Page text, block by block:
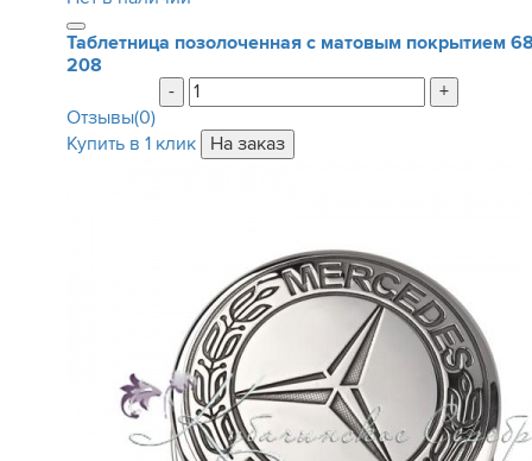
Таблетница позолоченная с матовым покрытием
208
-
+
Отзывы(0)
Купить в 1 клик